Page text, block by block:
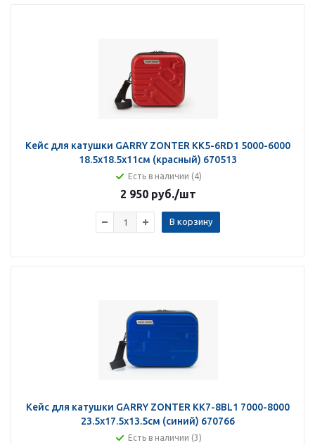
Кейс для катушки GARRY ZONTER KK5-6RD1 5000-6000
18.5х18.5х11см (красный) 670513
Есть в наличии (4)
2 950 руб./шт
В корзину
Кейс для катушки GARRY ZONTER KK7-8BL1 7000-8000
23.5х17.5х13.5см (синий) 670766
Есть в наличии (3)